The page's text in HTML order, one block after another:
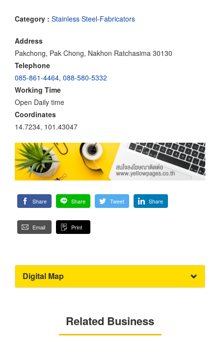
Category : Stainless Steel-Fabricators
Address
Pakchong, Pak Chong, Nakhon Ratchasima 30130
Telephone
085-861-4464, 088-580-5332
Working Time
Open Daily time
Coordinates
14.7234, 101.43047
Share Share Tweet Share
Email Print
Digital Map
Related Business